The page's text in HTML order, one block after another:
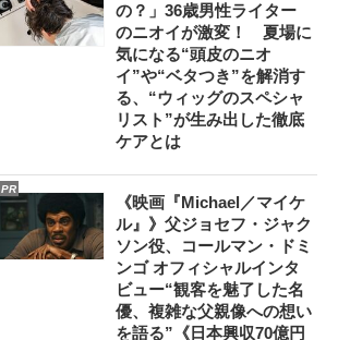
の？」36歳男性ライター
のニオイが激変！ 夏場に
気になる“頭皮のニオ
イ”や“ベタつき”を解消す
る、“ウィッグのスペシャ
リスト”が生み出した徹底
ケアとは
PR
《映画『Michael／マイケ
ル』》父ジョセフ・ジャク
ソン役、コールマン・ドミ
ンゴ オフィシャルインタ
ビュー“観客を魅了した名
優、複雑な父親像への想い
を語る”《日本興収70億円